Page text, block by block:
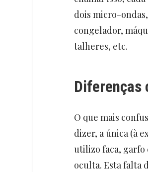
dois micro-
congelador,
talheres, etc.
Diferenças
O que mais
dizer, a única (à
utilizo faca, garfo
oculta. Esta falta